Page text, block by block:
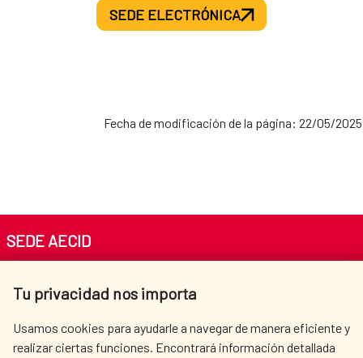
SEDE ELECTRÓNICA
Fecha de modificación de la página: 22/05/2025
Tu privacidad nos importa
Usamos cookies para ayudarle a navegar de manera eficiente y
realizar ciertas funciones. Encontrará información detallada
SEDE AECID
Tel. +34 900 20 30 54​​​​​​​